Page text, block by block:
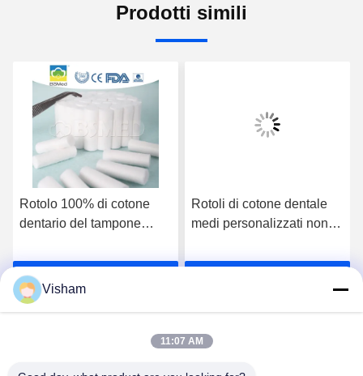
Prodotti simili
Rotolo 100% di cotone
dentario del tampone
eliminabile del cotone
Rotoli di cotone dentale
medi personalizzati non
assorbenti Rotoli di garza
cliniche orali 10*38mm
Visham
11:07 AM